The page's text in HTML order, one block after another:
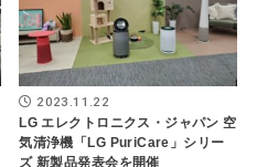
2023.11.22
LG エレクトロニクス・ジャパン 空
気清浄機「LG PuriCare」シリー
ズ 新製品発表会を開催